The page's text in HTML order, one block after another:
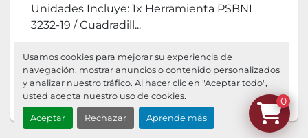
Usamos cookies para mejorar su experiencia de
navegación, mostrar anuncios o contenido personalizados
y analizar nuestro tráfico. Al hacer clic en "Aceptar todo",
usted acepta nuestro uso de cookies.
Aceptar Rechazar Aprende más
Unidades Incluye: 1x Herramienta PSBNL
3232-19 / Cuadradill...
Agregar al carrito
0